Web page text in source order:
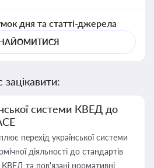
дня та статті-джерела
системи КВЕД до
перехід української системи
діяльності до стандартів
та пов'язані нормативні